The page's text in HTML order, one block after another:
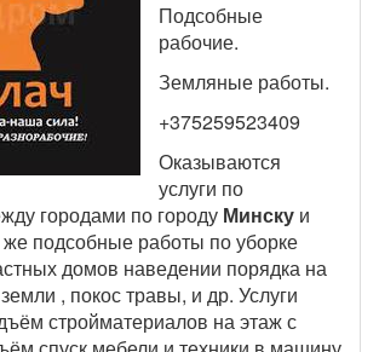
Подсобные
рабочие.
Земляные работы.
+375259523409
Оказываются
услуги по
городами по городу Минску и
же подсобные работы по уборке
домов наведении порядка на
, покос травы, и др. Услуги
стройматериалов на этаж с